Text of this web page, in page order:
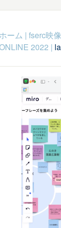
ホーム | fserc映
2022 |